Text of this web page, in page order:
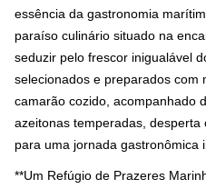
essência da gastronomia
paraíso culinário situado na
seduzir pelo frescor inigualável
selecionados e preparados com
camarão cozido, acompanhado
azeitonas temperadas,
para uma jornada gastronômica
**Um Refúgio de Prazeres